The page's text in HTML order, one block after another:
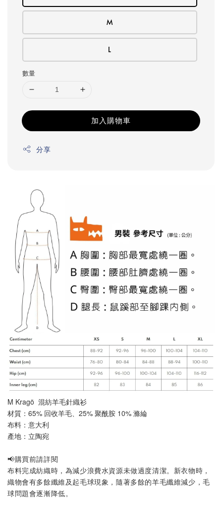
M
L
數量
加入購物車
分享
M Kragö  混紡羊毛針織衫
材質：65% 回收羊毛、25% 聚酰胺 10% 滌綸
布料：意大利
產地：立陶宛
📢購買前請詳閱
布料完成紡織時，為減少浪費水資源未做過度清潔。新衣物時，
織物會有多餘纖維及起毛球現象，隨著多餘的羊毛纖維減少，毛
球問題會逐漸降低。